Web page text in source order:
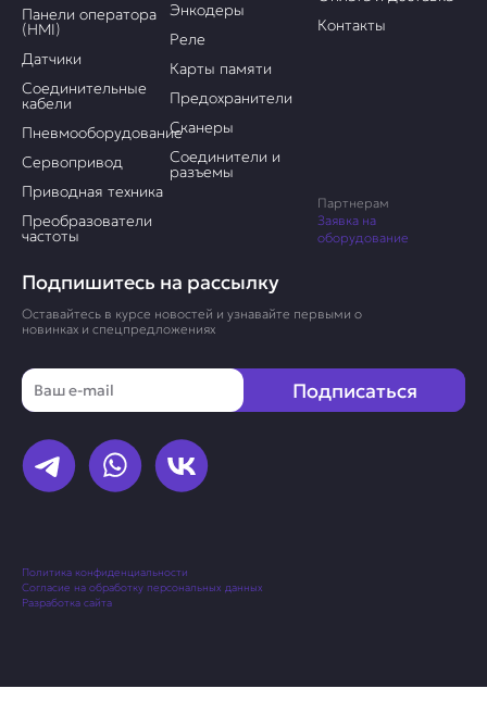
Подпишитесь на рассылку
Оставайтесь в курсе новостей и узнавайте первыми о
новинках и спецпредложениях
Email
Подписаться
Политика конфиденциальности
Согласие на обработку персональных данных
Разработка сайта
Панели оператора
(HMI)
Датчики
Соединительные
кабели
Пневмооборудование
Сервопривод
Приводная техника
Преобразователи
частоты
Энкодеры
Реле
Карты памяти
Предохранители
Сканеры
Соединители и
разъемы
Контакты
Партнерам
Заявка на
оборудование